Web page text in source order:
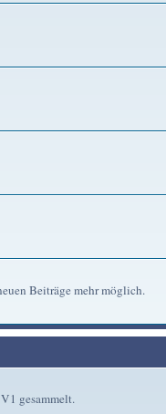
Beiträge mehr möglich.
gesammelt.